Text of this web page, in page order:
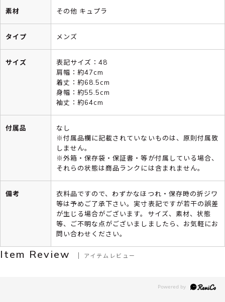
素材 その他 キュプラ
タイプ メンズ
サイズ
表記サイズ：48
肩幅：約47cm
着丈：約68.5cm
身幅：約55.5cm
袖丈：約64cm
付属品
なし
※付属品欄に記載されていないものは、原則付属致
しません。
※外箱・保存袋・保証書・等が付属している場合、
それらの状態は商品ランクには含まれません。
備考
衣料品ですので、わずかなほつれ・保存時の折ジワ
等は予めご了承下さい。実寸表記ですが若干の誤差
が生じる場合がございます。サイズ、素材、状態
等、ご不明な点がございましましたら、お気軽にお
問い合わせください。
Item Review アイテムレビュー